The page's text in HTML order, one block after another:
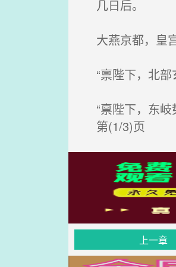
几日后。
大燕京都，皇宫
“禀陛下，北部
“禀陛下，东岐
第(1/3)页
上一章